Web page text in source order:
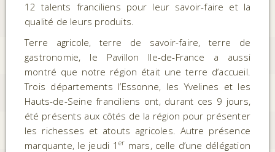
12 talents franciliens pour leur savoir-faire et la
qualité de leurs produits.
Terre agricole, terre de savoir-faire, terre de
gastronomie, le Pavillon Ile-de-France a aussi
montré que notre région était une terre d’accueil.
Trois départements l’Essonne, les Yvelines et les
Hauts-de-Seine franciliens ont, durant ces 9 jours,
été présents aux côtés de la région pour présenter
les richesses et atouts agricoles. Autre présence
marquante, le jeudi 1 er mars, celle d’une délégation